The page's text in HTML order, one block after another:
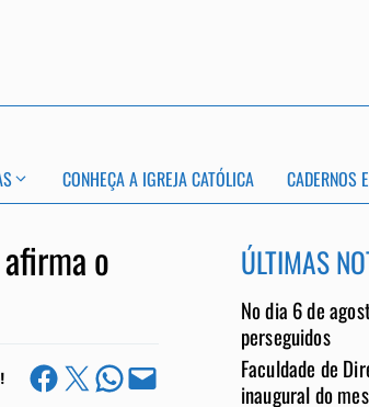
CONHEÇA A IGREJA CATÓLICA CADERNOS
o
Share on Facebook
Share on X Share on WhatsApp
Email this Page
ÚLTIMAS
No dia 6 de
perseguidos
Faculdade de
inaugural do